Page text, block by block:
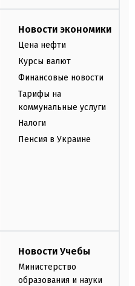
Новости экономики
Цена нефти
Курсы валют
Финансовые новости
Тарифы на
коммунальные услуги
Налоги
Пенсия в Украине
Новости Учебы
Министерство
образования и науки